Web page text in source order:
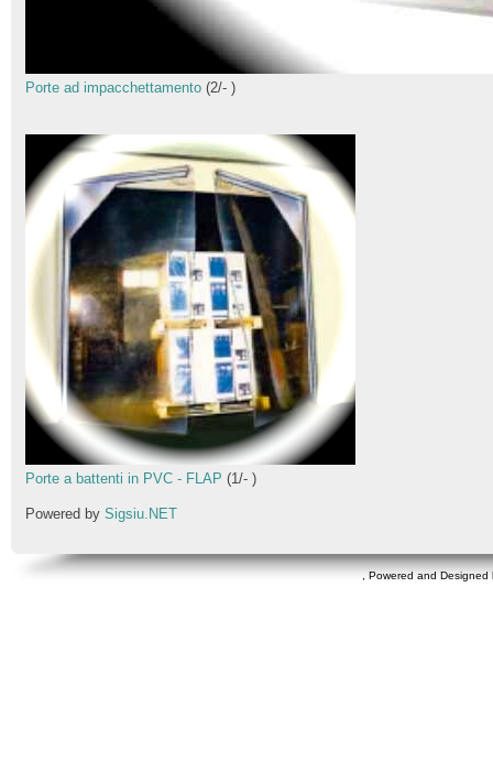
Porte ad impacchettamento (2/- )
Porte a battenti in PVC - FLAP (1/- )
Powered by Sigsiu.NET
, Powered and